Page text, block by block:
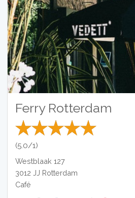
Ferry Rotterdam
(5.0/1)
Westblaak 127
3012 JJ Rotterdam
Café